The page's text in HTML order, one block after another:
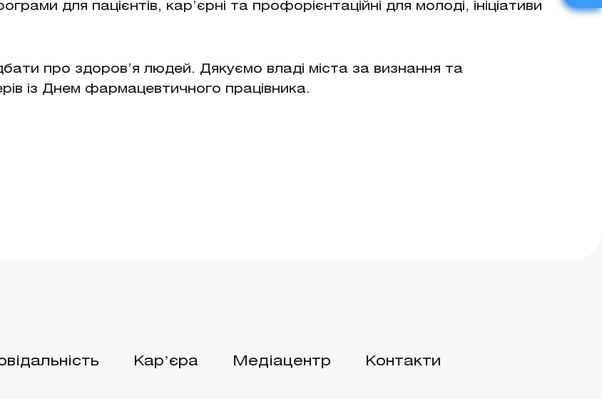
для пацієнтів, кар’єрні та профорієнтаційні для молоді, ініціативи
про здоров’я людей. Дякуємо владі міста за визнання та
із Днем фармацевтичного працівника.
Карʼєра Медіацентр Контакти